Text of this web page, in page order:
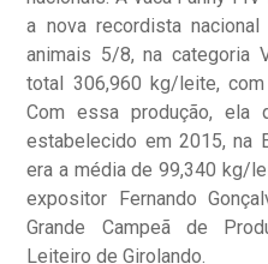
a nova recordista
animais 5/8, na categoria
total 306,960 kg/leite,
Com essa produção, ela
estabelecido em 2015, na
era a média de 99,340 kg/
expositor Fernando
Grande Campeã de
Leiteiro de Girolando.